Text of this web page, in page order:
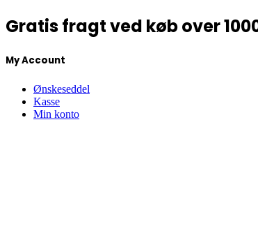
Gratis fragt ved køb over
My Account
Ønskeseddel
Kasse
Min konto